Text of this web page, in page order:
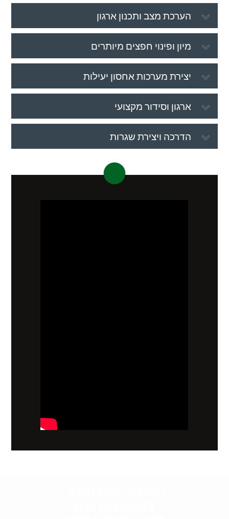
הערכת מצב ותכנון ארגון
מיון ופינוי חפצים מיותרים
יצירת מערכות אחסון יעילות
ארגון וסידור מקצועי
הדרכה ויצירת שגרות